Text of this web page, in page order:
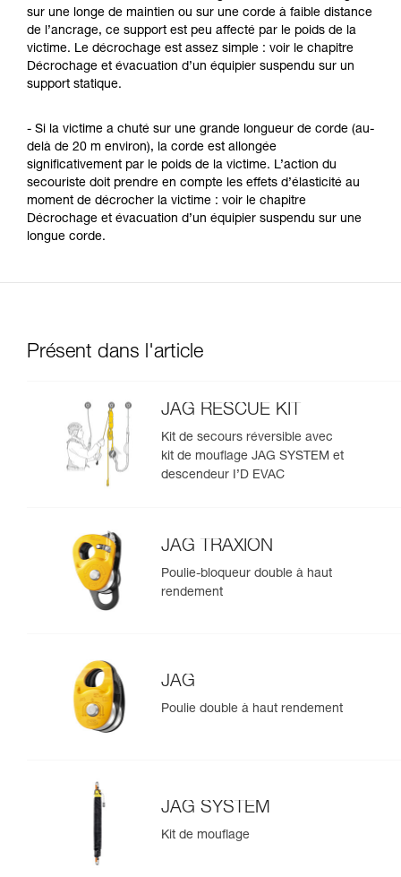
sur une longe de maintien ou sur une corde à faible distance
de l’ancrage, ce support est peu affecté par le poids de la
victime. Le décrochage est assez simple : voir le chapitre
Décrochage et évacuation d’un équipier suspendu sur un
support statique.
- Si la victime a chuté sur une grande longueur de corde (au-
delà de 20 m environ), la corde est allongée
significativement par le poids de la victime. L’action du
secouriste doit prendre en compte les effets d’élasticité au
moment de décrocher la victime : voir le chapitre
Décrochage et évacuation d’un équipier suspendu sur une
longue corde.
Présent dans l'article
JAG RESCUE KIT
Kit de secours réversible avec
kit de mouflage JAG SYSTEM et
descendeur I’D EVAC
JAG TRAXION
Poulie-bloqueur double à haut
rendement
JAG
Poulie double à haut rendement
JAG SYSTEM
Kit de mouflage